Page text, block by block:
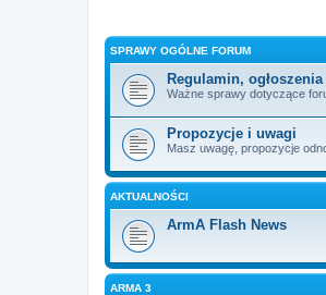
SPRAWY OGÓLNE FORUM
Regulamin,
Ważne sprawy dotyczące
Propozycje i uwagi
Masz uwagę, propozycje
AKTUALNOŚCI
ArmA Flash News
ARMA 3